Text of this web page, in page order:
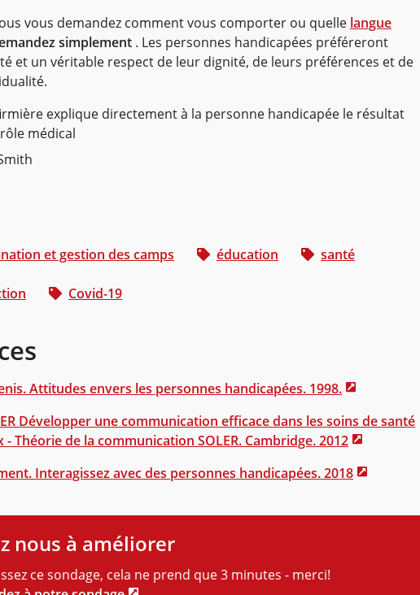
vous demandez comment vous comporter ou quelle langue
simplement . Les personnes handicapées préféreront
et un véritable respect de leur dignité, de leurs préférences et de
et gestion des camps éducation santé
Covid-19
Attitudes envers les personnes handicapées. 1998.
Développer une communication efficace dans les soins de santé
- Théorie de la communication SOLER. Cambridge. 2012
Interagissez avec des personnes handicapées. 2018
nous à améliorer
ce sondage, cela ne prend que 3 minutes - merci!